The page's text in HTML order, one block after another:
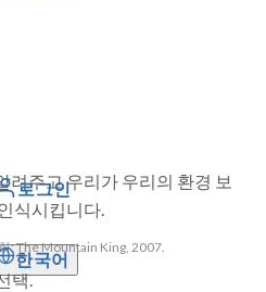
로그인
한국어
려주고 우리가 우리의 환경 보
식시킵니다.
: The Mountain King, 2007.
택.